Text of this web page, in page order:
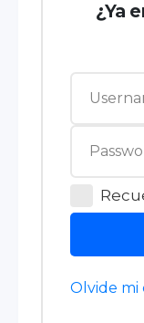
¿Ya
Olvide mi